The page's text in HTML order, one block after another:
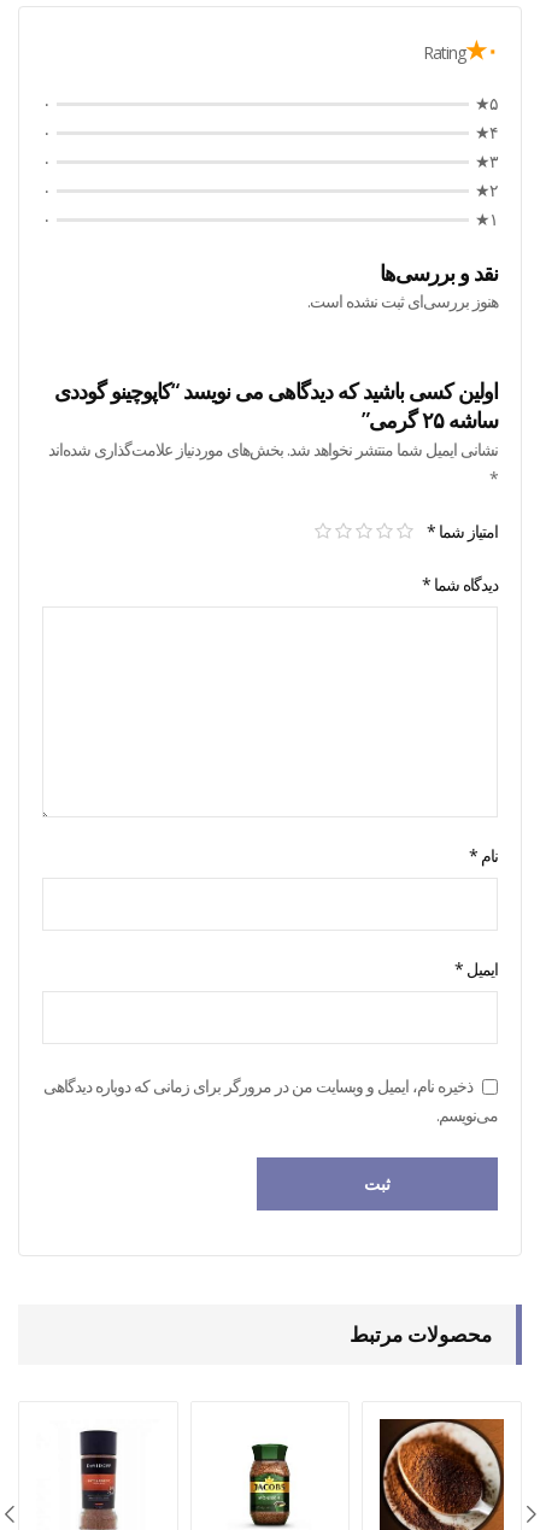
۰★ Rating
۵★
۰
۴★
۰
۳★
۰
۲★
۰
۱★
۰
نقد و بررسی‌ها
هنوز بررسی‌ای ثبت نشده است.
اولین کسی باشید که دیدگاهی می نویسد “کاپوچینو گوددی
ساشه ۲۵ گرمی”
نشانی ایمیل شما منتشر نخواهد شد. بخش‌های موردنیاز علامت‌گذاری شده‌اند
*
امتیاز شما *
دیدگاه شما *
نام *
ایمیل *
ذخیره نام، ایمیل و وبسایت من در مرورگر برای زمانی که دوباره دیدگاهی
می‌نویسم.
محصولات مرتبط